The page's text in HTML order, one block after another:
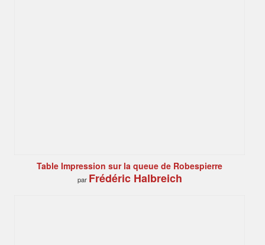
Table Impression sur la queue de Robespierre
par Frédéric Halbreich